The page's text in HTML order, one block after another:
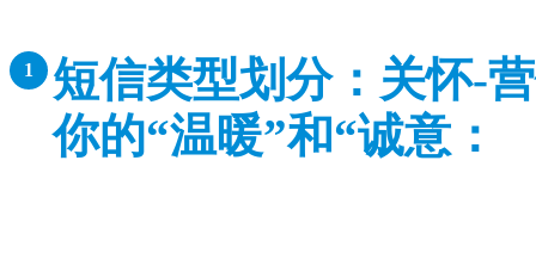
1
短信类型划分：关怀-
你的“温暖”和“诚意：